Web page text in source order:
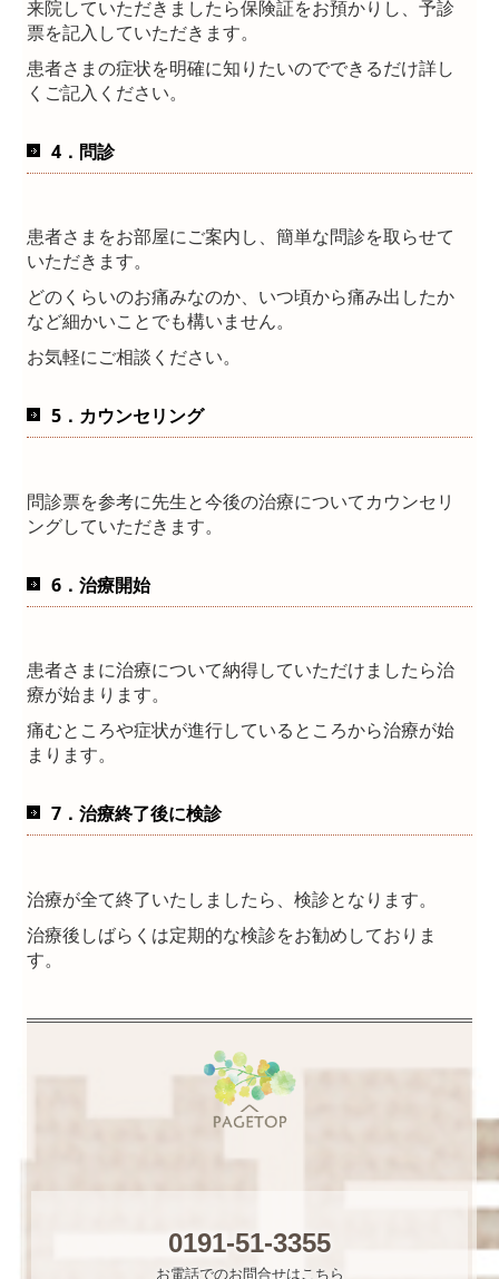
来院していただきましたら保険証をお預かりし、予診
票を記入していただきます。
患者さまの症状を明確に知りたいのでできるだけ詳し
くご記入ください。
4．問診
患者さまをお部屋にご案内し、簡単な問診を取らせて
いただきます。
どのくらいのお痛みなのか、いつ頃から痛み出したか
など細かいことでも構いません。
お気軽にご相談ください。
5．カウンセリング
問診票を参考に先生と今後の治療についてカウンセリ
ングしていただきます。
6．治療開始
患者さまに治療について納得していただけましたら治
療が始まります。
痛むところや症状が進行しているところから治療が始
まります。
7．治療終了後に検診
治療が全て終了いたしましたら、検診となります。
治療後しばらくは定期的な検診をお勧めしておりま
す。
0191-51-3355
お電話でのお問合せはこちら